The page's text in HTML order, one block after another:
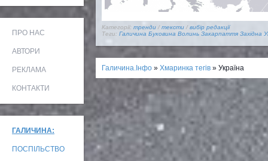
ПРО НАС
АВТОРИ
РЕКЛАМА
КОНТАКТИ
ГАЛИЧИНА:
ПОСПІЛЬСТВО
Категорії: тренди / тексти / вибір редакції
Теги: Галичина Буковина Волинь Закарпаття Західна
Галичина.Інфо » Хмаринка тегів » Україна